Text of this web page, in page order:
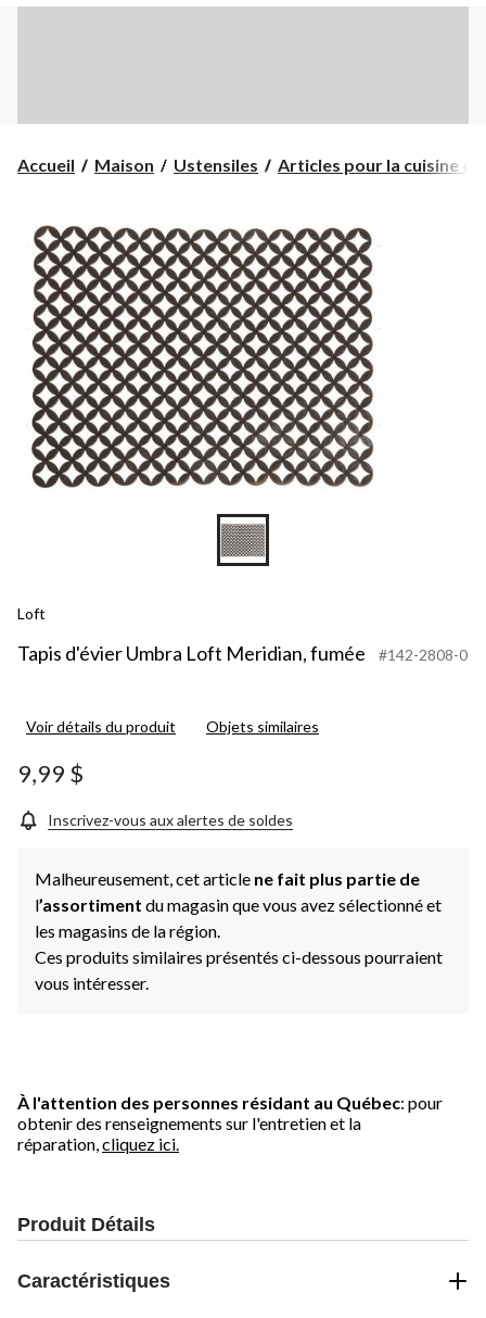
Accueil Maison Ustensiles Articles pour la cuisine et
Loft
Tapis d'évier Umbra Loft Meridian, fumée #142-2808-0
Voir détails du produit Objets similaires
9,99 $
Inscrivez-vous aux alertes de soldes
Malheureusement, cet article ne fait plus partie de
l’assortiment du magasin que vous avez sélectionné et
les magasins de la région.
Ces produits similaires présentés ci-dessous pourraient
vous intéresser.
À l'attention des personnes résidant au Québec: pour
obtenir des renseignements sur l'entretien et la
réparation, cliquez ici.
Produit Détails
Caractéristiques